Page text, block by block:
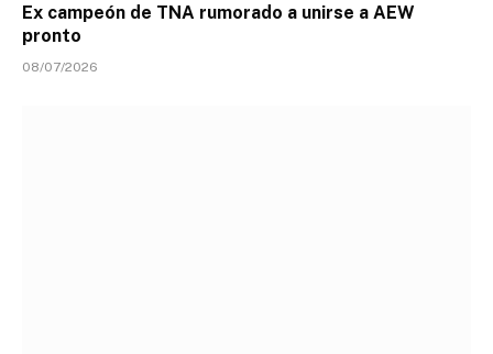
Ex campeón de TNA rumorado a unirse a AEW
pronto
08/07/2026